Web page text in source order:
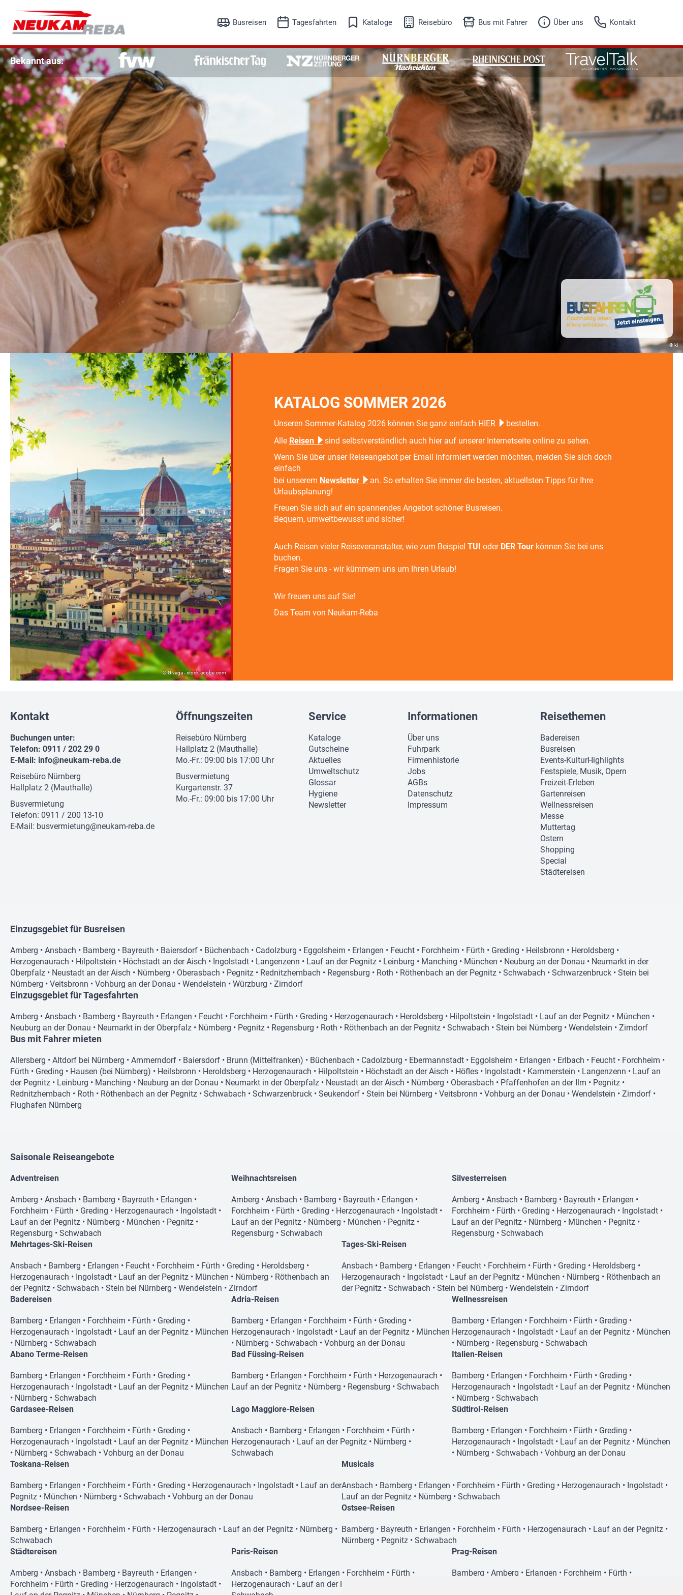
Busreisen
Reisekalender
Tagesfahrten
Reisekalender
Ausflugsfahrten
Events-Kultur
Musicalreisen
Skireisen
Städtereisen
Kataloge Reisebüro Bus mit Fahrer
Fuhrpark
Anfrageformular
Über uns
Firmenhistorie
Referenzen
Kontakt
Bekannt aus:
© ki
© Givaga - stock.adobe.com
KATALOG SOMMER 2026
Unseren Sommer-Katalog 2026 können Sie ganz einfach HIER
bestellen.
Alle Reisen
sind selbstverständlich auch hier auf unserer Internetseite online zu sehen.
Wenn Sie über unser Reiseangebot per Email informiert werden möchten, melden Sie sich doch
einfach
bei unserem Newsletter
an. So erhalten Sie immer die besten, aktuellsten Tipps für Ihre
Urlaubsplanung!
Freuen Sie sich auf ein spannendes Angebot schöner Busreisen.
Bequem, umweltbewusst und sicher!
Auch Reisen vieler Reiseveranstalter, wie zum Beispiel TUI oder DER Tourkönnen Sie bei uns
buchen.
Fragen Sie uns - wir kümmern uns um Ihren Urlaub!
Wir freuen uns auf Sie!
Das Team von Neukam-Reba
Kontakt
Buchungen unter:
Telefon: 0911 / 202 29 0
E-Mail: info@neukam-reba.de
Reisebüro Nürnberg
Hallplatz 2 (Mauthalle)
Busvermietung
Telefon: 0911 / 200 13-10
E-Mail: busvermietung@neukam-reba.de
Öffnungszeiten
Reisebüro Nürnberg
Hallplatz 2 (Mauthalle)
Mo.-Fr.: 09:00 bis 17:00 Uhr
Busvermietung
Kurgartenstr. 37
Mo.-Fr.: 09:00 bis 17:00 Uhr
Service
Kataloge
Gutscheine
Aktuelles
Umweltschutz
Glossar
Hygiene
Newsletter
Informationen
Über uns
Fuhrpark
Firmenhistorie
Jobs
AGBs
Datenschutz
Impressum
Reisethemen
Badereisen
Busreisen
Events-KulturHighlights
Festspiele, Musik, Opern
Freizeit-Erleben
Gartenreisen
Wellnessreisen
Messe
Muttertag
Ostern
Shopping
Special
Städtereisen
Einzugsgebiet für Busreisen
Amberg • Ansbach • Bamberg • Bayreuth • Baiersdorf • Büchenbach • Cadolzburg • Eggolsheim • Erlangen • Feucht • Forchheim • Fürth • Greding • Heilsbronn • Heroldsberg •
Herzogenaurach • Hilpoltstein • Höchstadt an der Aisch • Ingolstadt • Langenzenn • Lauf an der Pegnitz • Leinburg • Manching • München • Neuburg an der Donau • Neumarkt in der
Oberpfalz • Neustadt an der Aisch • Nürnberg • Oberasbach • Pegnitz • Rednitzhembach • Regensburg • Roth • Röthenbach an der Pegnitz • Schwabach • Schwarzenbruck • Stein bei
Nürnberg • Veitsbronn • Vohburg an der Donau • Wendelstein • Würzburg • Zirndorf
Einzugsgebiet für Tagesfahrten
Amberg • Ansbach • Bamberg • Bayreuth • Erlangen • Feucht • Forchheim • Fürth • Greding • Herzogenaurach • Heroldsberg • Hilpoltstein • Ingolstadt • Lauf an der Pegnitz • München •
Neuburg an der Donau • Neumarkt in der Oberpfalz • Nürnberg • Pegnitz • Regensburg • Roth • Röthenbach an der Pegnitz • Schwabach • Stein bei Nürnberg • Wendelstein • Zirndorf
Bus mit Fahrer mieten
Allersberg • Altdorf bei Nürnberg • Ammerndorf • Baiersdorf • Brunn (Mittelfranken) • Büchenbach • Cadolzburg • Ebermannstadt • Eggolsheim • Erlangen • Erlbach • Feucht • Forchheim •
Fürth • Greding • Hausen (bei Nürnberg) • Heilsbronn • Heroldsberg • Herzogenaurach • Hilpoltstein • Höchstadt an der Aisch • Höfles • Ingolstadt • Kammerstein • Langenzenn • Lauf an
der Pegnitz • Leinburg • Manching • Neuburg an der Donau • Neumarkt in der Oberpfalz • Neustadt an der Aisch • Nürnberg • Oberasbach • Pfaffenhofen an der Ilm • Pegnitz •
Rednitzhembach • Roth • Röthenbach an der Pegnitz • Schwabach • Schwarzenbruck • Seukendorf • Stein bei Nürnberg • Veitsbronn • Vohburg an der Donau • Wendelstein • Zirndorf •
Flughafen Nürnberg
Saisonale Reiseangebote
Adventreisen
Amberg • Ansbach • Bamberg • Bayreuth • Erlangen •
Forchheim • Fürth • Greding • Herzogenaurach • Ingolstadt •
Lauf an der Pegnitz • Nürnberg • München • Pegnitz •
Regensburg • Schwabach
Weihnachtsreisen
Amberg • Ansbach • Bamberg • Bayreuth • Erlangen •
Forchheim • Fürth • Greding • Herzogenaurach • Ingolstadt•
Lauf an der Pegnitz• Nürnberg • München • Pegnitz•
Regensburg • Schwabach
Silvesterreisen
Amberg •Ansbach • Bamberg • Bayreuth • Erlangen •
Forchheim • Fürth • Greding • Herzogenaurach • Ingolstadt •
Lauf an der Pegnitz • Nürnberg • München • Pegnitz •
Regensburg •Schwabach
Mehrtages-Ski-Reisen
Ansbach • Bamberg • Erlangen • Feucht • Forchheim • Fürth • Greding • Heroldsberg •
Herzogenaurach • Ingolstadt • Lauf an der Pegnitz • München • Nürnberg • Röthenbach an
der Pegnitz • Schwabach • Stein bei Nürnberg • Wendelstein • Zirndorf
Tages-Ski-Reisen
Ansbach • Bamberg • Erlangen • Feucht • Forchheim • Fürth • Greding • Heroldsberg •
Herzogenaurach • Ingolstadt • Lauf an der Pegnitz • München • Nürnberg • Röthenbach an
der Pegnitz • Schwabach • Stein bei Nürnberg • Wendelstein • Zirndorf
Badereisen
Bamberg • Erlangen • Forchheim • Fürth • Greding •
Herzogenaurach • Ingolstadt • Lauf an der Pegnitz • München
• Nürnberg • Schwabach
Adria-Reisen
Bamberg • Erlangen • Forchheim • Fürth • Greding •
Herzogenaurach • Ingolstadt• Lauf an der Pegnitz• München
• Nürnberg • Schwabach • Vohburg an der Donau
Wellnessreisen
Bamberg • Erlangen • Forchheim • Fürth • Greding •
Herzogenaurach • Ingolstadt • Lauf an der Pegnitz • München
• Nürnberg • Regensburg •Schwabach
Abano Terme-Reisen
Bamberg • Erlangen • Forchheim • Fürth • Greding •
Herzogenaurach • Ingolstadt • Lauf an der Pegnitz • München
• Nürnberg • Schwabach
Bad Füssing-Reisen
Bamberg • Erlangen • Forchheim • Fürth • Herzogenaurach •
Lauf an der Pegnitz• Nürnberg • Regensburg • Schwabach
Italien-Reisen
Bamberg • Erlangen • Forchheim • Fürth • Greding •
Herzogenaurach • Ingolstadt • Lauf an der Pegnitz • München
• Nürnberg •Schwabach
Gardasee-Reisen
Bamberg • Erlangen • Forchheim • Fürth • Greding •
Herzogenaurach • Ingolstadt • Lauf an der Pegnitz • München
• Nürnberg • Schwabach • Vohburg an der Donau
Lago Maggiore-Reisen
Ansbach • Bamberg • Erlangen • Forchheim • Fürth •
Herzogenaurach • Lauf an der Pegnitz• Nürnberg •
Schwabach
Südtirol-Reisen
Bamberg • Erlangen • Forchheim • Fürth • Greding •
Herzogenaurach • Ingolstadt • Lauf an der Pegnitz • München
• Nürnberg •Schwabach •Vohburg an der Donau
Toskana-Reisen
Bamberg • Erlangen • Forchheim • Fürth • Greding • Herzogenaurach • Ingolstadt • Lauf an der
Pegnitz • München • Nürnberg • Schwabach • Vohburg an der Donau
Musicals
Ansbach • Bamberg • Erlangen • Forchheim • Fürth • Greding • Herzogenaurach • Ingolstadt •
Lauf an der Pegnitz • Nürnberg • Schwabach
Nordsee-Reisen
Bamberg • Erlangen • Forchheim • Fürth • Herzogenaurach • Lauf an der Pegnitz • Nürnberg •
Schwabach
Ostsee-Reisen
Bamberg • Bayreuth • Erlangen • Forchheim • Fürth • Herzogenaurach • Lauf an der Pegnitz •
Nürnberg • Pegnitz • Schwabach
Städtereisen
Amberg • Ansbach • Bamberg • Bayreuth • Erlangen •
Forchheim • Fürth • Greding • Herzogenaurach • Ingolstadt •
Paris-Reisen
Ansbach • Bamberg • Erlangen • Forchheim • Fürth •
Herzogenaurach • Lauf an der Pegnitz
Prag-Reisen
Bamberg •Amberg • Erlangen • Forchheim • Fürth •